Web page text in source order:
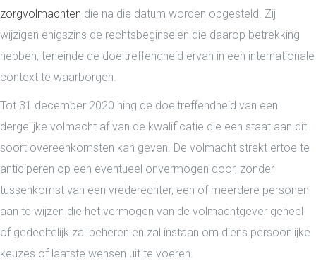
zorgvolmachten die na die datum worden opgesteld. Zij
wijzigen enigszins de rechtsbeginselen die daarop betrekking
hebben, teneinde de doeltreffendheid ervan in een internationale
context te waarborgen.
Tot 31 december 2020 hing de doeltreffendheid van een
dergelijke volmacht af van de kwalificatie die een staat aan dit
soort overeenkomsten kan geven. De volmacht strekt ertoe te
anticiperen op een eventueel onvermogen door, zonder
tussenkomst van een vrederechter, een of meerdere personen
aan te wijzen die het vermogen van de volmachtgever geheel
of gedeeltelijk zal beheren en zal instaan om diens persoonlijke
keuzes of laatste wensen uit te voeren.